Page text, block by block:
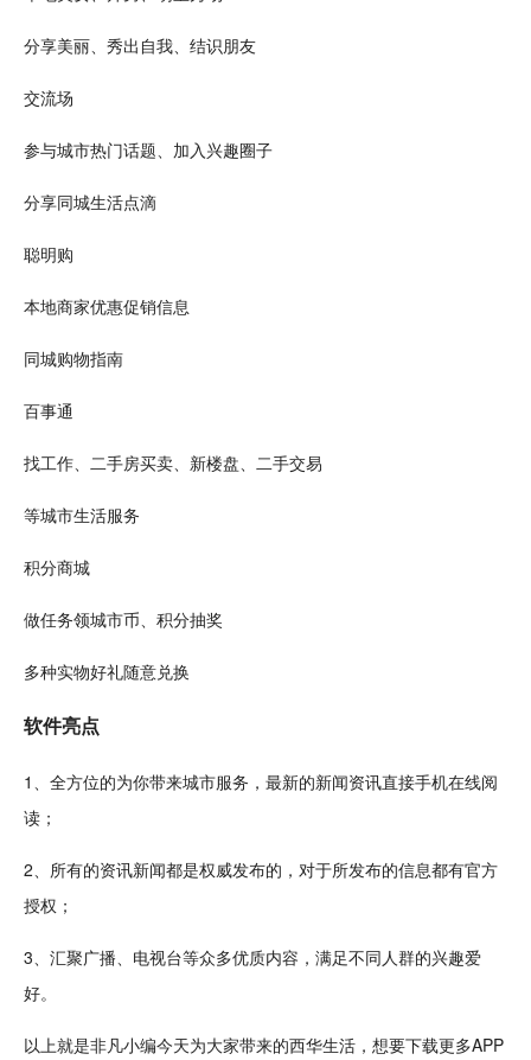
分享美丽、秀出自我、结识朋友
交流场
参与城市热门话题、加入兴趣圈子
分享同城生活点滴
聪明购
本地商家优惠促销信息
同城购物指南
百事通
找工作 二手房买卖、新楼盘、 二手交易
等城市生活服务
积分商城
做任务领城市币、积分抽奖
多种实物好礼随意兑换
软件亮点
1、全方位的为你带来城市服务， 最新的新闻资讯直接手机在线阅
读 ；
2、所有的资讯新闻都是权威发布的，对于所发布的信息都有官方
授权；
3、汇聚广播 电视台等众多优质内容，满足不同人群的兴趣爱
好。
以上就是非凡小编今天为大家带来的西华生活，想要下载更多APP